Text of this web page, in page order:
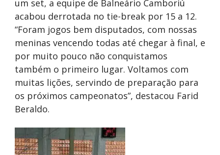
um set, a equipe de Balneário Camboriú
acabou derrotada no tie-break por 15 a 12.
“Foram jogos bem disputados, com nossas
meninas vencendo todas até chegar à final, e
por muito pouco não conquistamos
também o primeiro lugar. Voltamos com
muitas lições, servindo de preparação para
os próximos campeonatos”, destacou Farid
Beraldo.